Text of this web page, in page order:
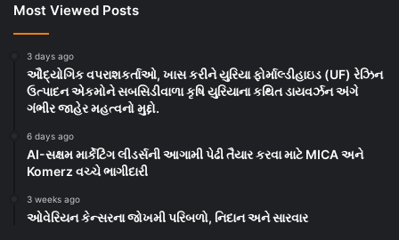
Most Viewed Posts
3 days ago
ઔદ્યોગિક વપરાશકર્તાઓ, ખાસ કરીને યુરિયા ફોર્માલ્ડીહાઇડ (UF) રેઝિન
ઉત્પાદન એકમોને સબસિડીવાળા કૃષિ યુરિયાના કથિત ડાયવર્ઝન અંગે
ગંભીર જાહેર મહત્વનો મુદ્દો.
6 days ago
AI-સક્ષમ માર્કેટિંગ લીડર્સની આગામી પેઢી તૈયાર કરવા માટે MICA અને
Komerz વચ્ચે ભાગીદારી
3 weeks ago
ઓવેરિયન કેન્સરના જોખમી પરિબળો, નિદાન અને સારવાર